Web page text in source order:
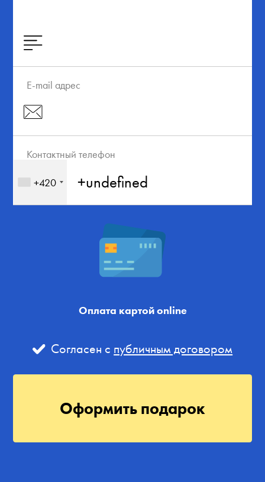
E-mail адрес
Контактный телефон
+420
Оплата картой online
Согласен с публичным договором
Оформить подарок